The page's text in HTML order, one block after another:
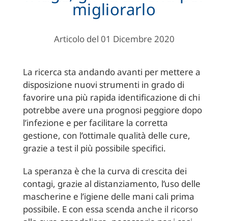
migliorarlo
Articolo del 01 Dicembre 2020
La ricerca sta andando avanti per mettere a
disposizione nuovi strumenti in grado di
favorire una più rapida identificazione di chi
potrebbe avere una prognosi peggiore dopo
l’infezione e per facilitare la corretta
gestione, con l’ottimale qualità delle cure,
grazie a test il più possibile specifici.
La speranza è che la curva di crescita dei
contagi, grazie al distanziamento, l’uso delle
mascherine e l’igiene delle mani cali prima
possibile. E con essa scenda anche il ricorso